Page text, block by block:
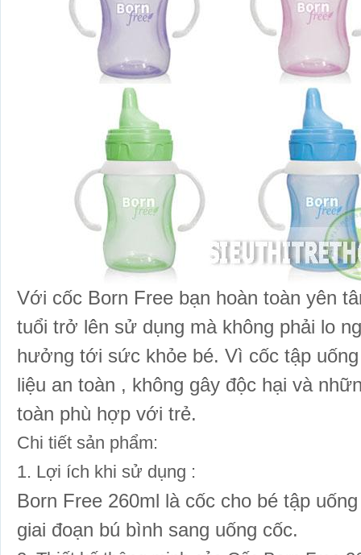
Với cốc Born Free bạn hoàn toàn yên
tuổi trở lên sử dụng mà không phải lo
hưởng tới sức khỏe bé. Vì cốc tập
liệu an toàn , không gây độc hại và
toàn phù hợp với trẻ.
Chi tiết sản phẩm:
1. Lợi ích khi sử dụng :
Born Free 260ml là cốc cho bé tập
giai đoạn bú bình sang uống cốc.